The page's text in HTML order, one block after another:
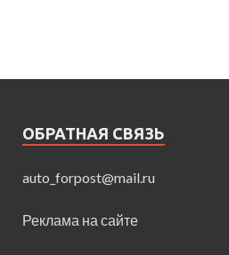
ОБРАТНАЯ СВЯЗЬ
auto_forpost@mail.ru
Реклама на сайте